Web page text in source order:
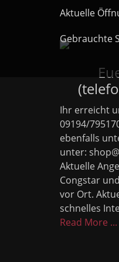
Zum
Inhalt
springen
Aktuelle
Gebrauchte
Ihr erreicht
09194/
ebenfalls
unter:
Aktuelle
Congstar
vor Ort.
schnelles
Read More ...